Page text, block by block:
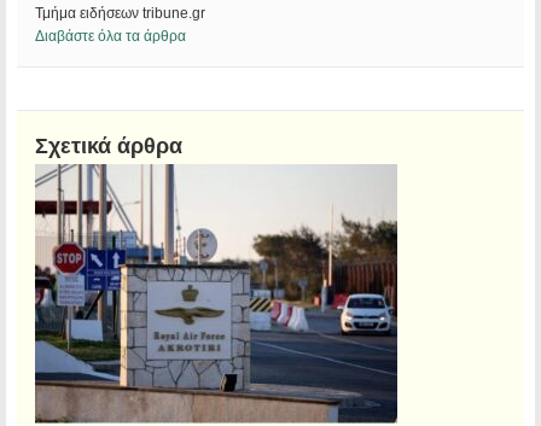
Τμήμα ειδήσεων tribune.gr
Διαβάστε όλα τα άρθρα
Σχετικά άρθρα